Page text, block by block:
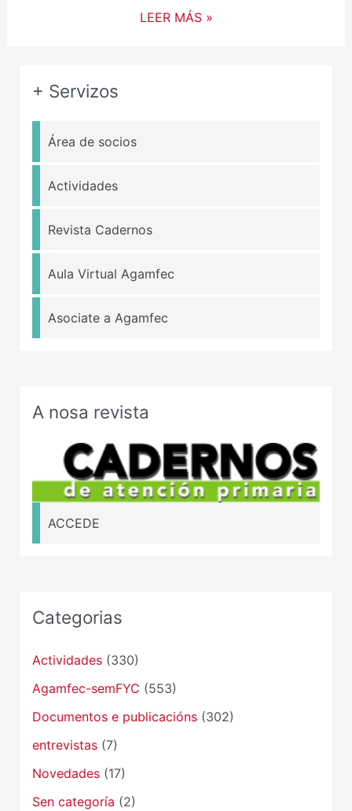
LEER MÁS »
+ Servizos
Área de socios
Actividades
Revista Cadernos
Aula Virtual Agamfec
Asociate a Agamfec
A nosa revista
ACCEDE
Categorias
Actividades(330)
Agamfec-semFYC (553)
Documentos e publicacións(302)
entrevistas(7)
Novedades(17)
Sen categoría (2)